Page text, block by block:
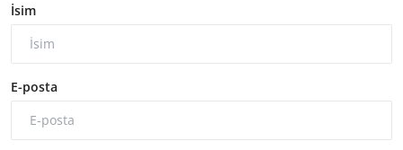
İsim
E-posta